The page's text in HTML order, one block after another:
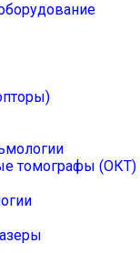
томографы (ОКТ)